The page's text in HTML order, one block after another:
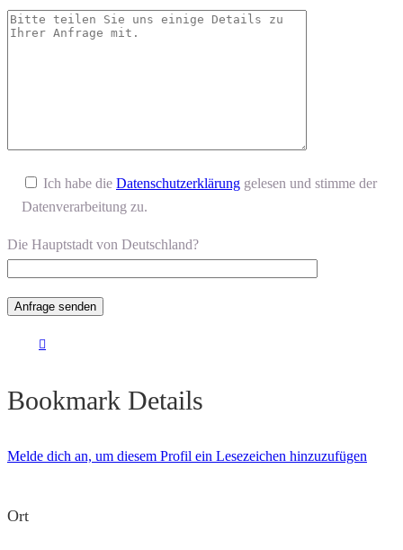
Ich habe die Datenschutzerklärung gelesen und stimme der
Datenverarbeitung zu.
Die Hauptstadt von Deutschland?
Bookmark Details
Melde dich an, um diesem Profil ein Lesezeichen hinzuzufügen
Ort